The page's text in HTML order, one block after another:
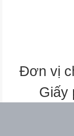
Đơn vị
Giấy